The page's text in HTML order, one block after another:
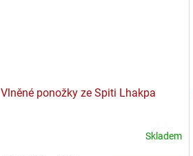
Vlněné ponožky ze Spiti Lhakpa
Skladem